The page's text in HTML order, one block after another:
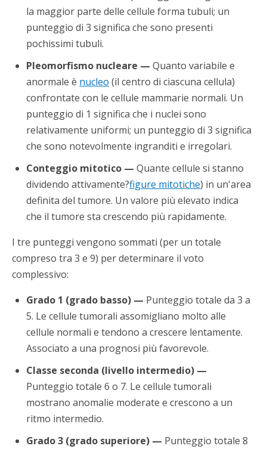
la maggior parte delle cellule forma tubuli; un
punteggio di 3 significa che sono presenti
pochissimi tubuli.
Pleomorfismo nucleare — Quanto variabile e
anormale è nucleo (il centro di ciascuna cellula)
confrontate con le cellule mammarie normali. Un
punteggio di 1 significa che i nuclei sono
relativamente uniformi; un punteggio di 3 significa
che sono notevolmente ingranditi e irregolari.
Conteggio mitotico — Quante cellule si stanno
dividendo attivamente?figure mitotiche) in un'area
definita del tumore. Un valore più elevato indica
che il tumore sta crescendo più rapidamente.
I tre punteggi vengono sommati (per un totale
compreso tra 3 e 9) per determinare il voto
complessivo:
Grado 1 (grado basso) — Punteggio totale da 3 a
5. Le cellule tumorali assomigliano molto alle
cellule normali e tendono a crescere lentamente.
Associato a una prognosi più favorevole.
Classe seconda (livello intermedio) —
Punteggio totale 6 o 7. Le cellule tumorali
mostrano anomalie moderate e crescono a un
ritmo intermedio.
Grado 3 (grado superiore) — Punteggio totale 8